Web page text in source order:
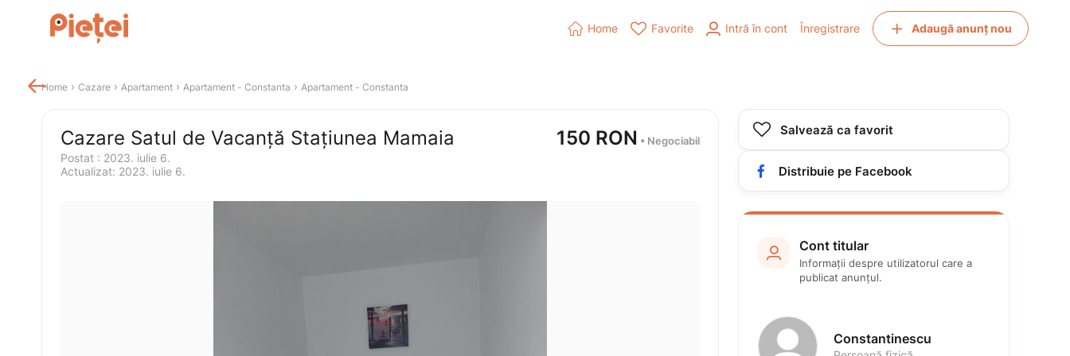
Home › Cazare › Apartament › Apartament - Constanta › Apartament - Constanta
Cazare Satul de Vacanță Stațiunea Mamaia 150 RON • Negociabil
Postat : 2023. iulie 6.
Actualizat: 2023. iulie 6.
 Salvează ca favorit
 Distribuie pe Facebook
 Cont titular
Informații despre utilizatorul care a
publicat anunțul.
Constantinescu
 Home  Favorite  Intră în cont Înregistrare  Adaugă anunț nou